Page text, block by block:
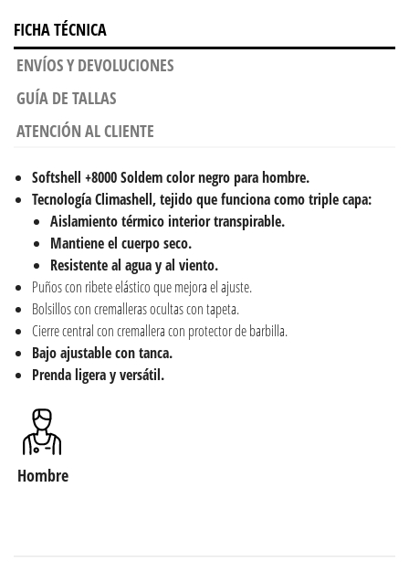
FICHA TÉCNICA
ENVÍOS Y DEVOLUCIONES
GUÍA DE TALLAS
ATENCIÓN AL CLIENTE
Softshell +8000 Soldem color negro para hombre.
Tecnología Climashell,tejido que funciona como triple capa:
Aislamiento térmico interior transpirable.
Mantiene el cuerpo seco.
Resistente al agua y al viento.
Puños con ribete elástico que mejora el ajuste.
Bolsillos con cremalleras ocultas con tapeta.
Cierre central con cremallera con protector de barbilla.
Bajo ajustable con tanca.
Prenda ligera y versátil.
Hombre